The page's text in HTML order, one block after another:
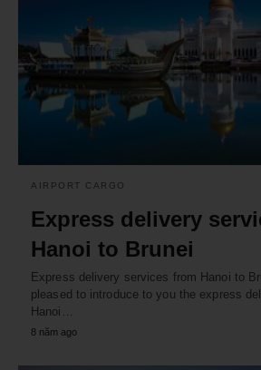
AIRPORT CARGO
Express delivery
Hanoi to Brunei
Express delivery services from Hanoi to
pleased to introduce to you the express
Hanoi…
8 năm ago